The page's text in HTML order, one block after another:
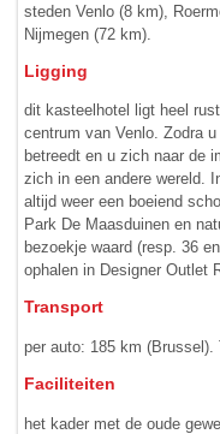
steden Venlo (8 km),
Nijmegen (72 km).
Ligging
dit kasteelhotel ligt heel
centrum van Venlo. Zodra
betreedt en u zich naar de
zich in een andere wereld.
altijd weer een boeiend
Park De Maasduinen en
bezoekje waard (resp. 36
ophalen in Designer Outlet
Transport
per auto: 185 km
Faciliteiten
het kader met de oude